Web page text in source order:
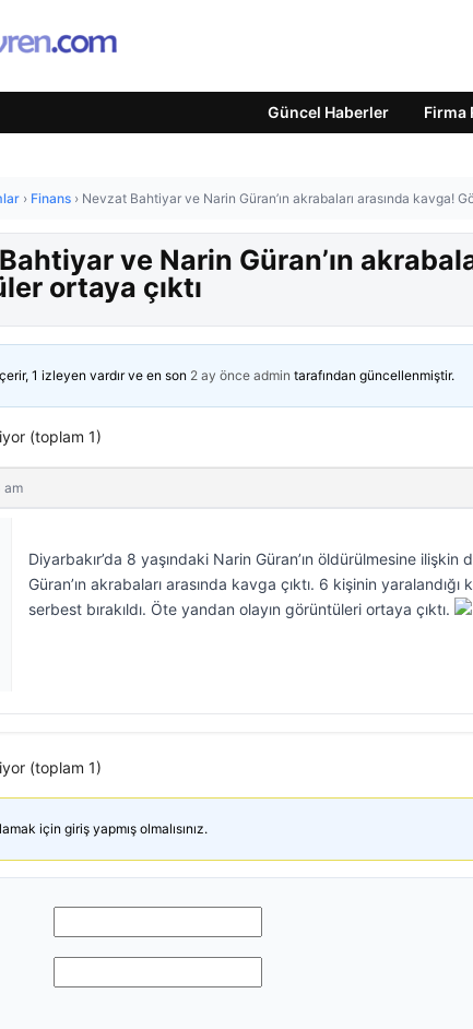
Güncel Haberler Firma
› Finans › Nevzat Bahtiyar ve Narin Güran’ın akrabaları arasında kavga!
ve Narin Güran’ın
ortaya çıktı
1 izleyen vardır ve en son 2 ay önce admin tarafından güncellenmiştir.
(toplam 1)
am
Diyarbakır’da 8 yaşındaki Narin Güran’ın öldürülmesine
Güran’ın akrabaları arasında kavga çıktı. 6 kişinin
serbest bırakıldı. Öte yandan olayın görüntüleri ortaya çıktı.
(toplam 1)
için giriş yapmış olmalısınız.